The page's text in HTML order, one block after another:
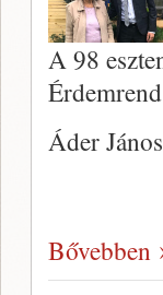
A 98
Áder
Bővebben